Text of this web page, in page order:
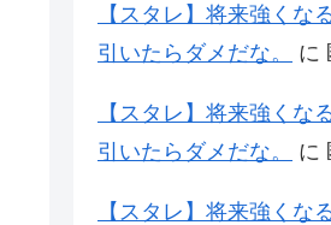
【スタレ】将来強くな
引いたらダメだな。
に
【スタレ】将来強くな
引いたらダメだな。
に
【スタレ】将来強くな